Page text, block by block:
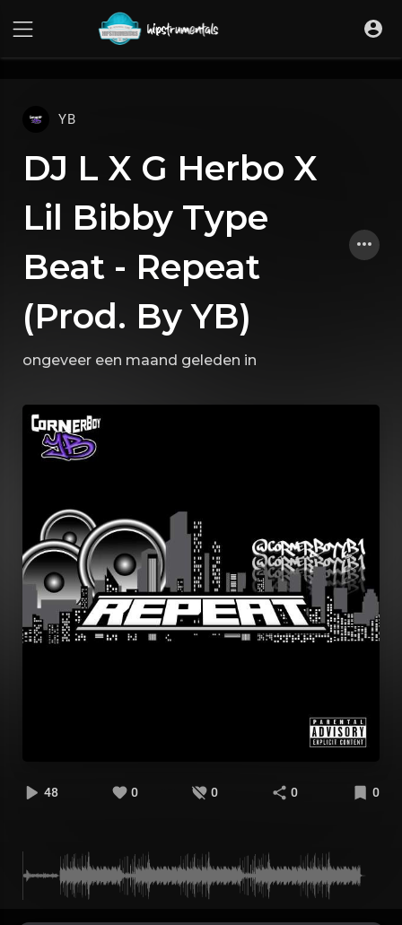
YB
DJ L X G Herbo X
Lil Bibby Type
Beat - Repeat
(Prod. By YB)
ongeveer een maand geleden in
48 0 0 0 0